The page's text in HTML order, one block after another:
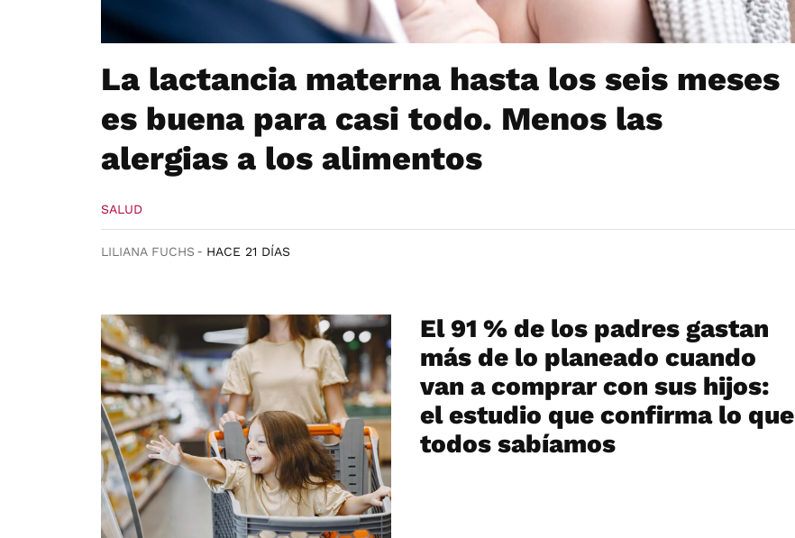
La lactancia materna hasta los seis meses
es buena para casi todo. Menos las
alergias a los alimentos
SALUD
LILIANA FUCHS HACE 21 DÍAS
El 91 % de los padres gastan
más de lo planeado cuando
van a comprar con sus hijos:
el estudio que confirma lo que
todos sabíamos